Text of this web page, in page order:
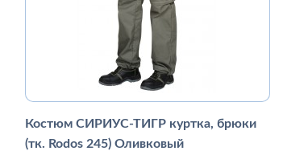
Костюм СИРИУС-ТИГР куртка, брюки
(тк. Rodos 245) Оливковый